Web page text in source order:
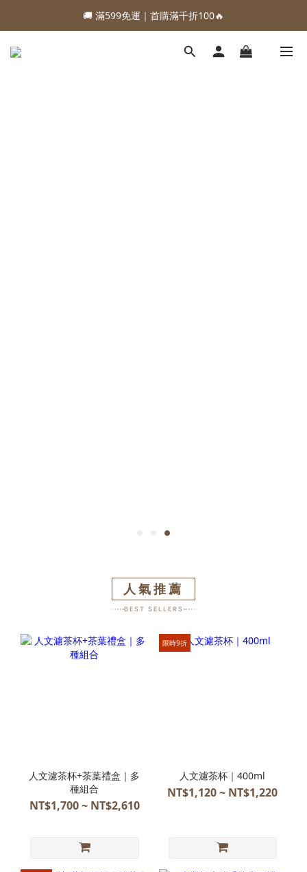
🚚 滿599免運｜首購滿千折100🔥
人氣推薦
BEST SELLERS
人文濾茶杯+茶葉禮盒｜多
種組合
NT$1,700 ~ NT$2,610
限時9折
人文濾茶杯｜400ml
NT$1,120 ~ NT$1,220